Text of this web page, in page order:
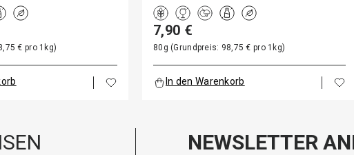
€ pro 1kg)
7,90 €
80g (Grundpreis: 98,75 € pro 1kg)
In den Warenkorb
NEWSLETTER